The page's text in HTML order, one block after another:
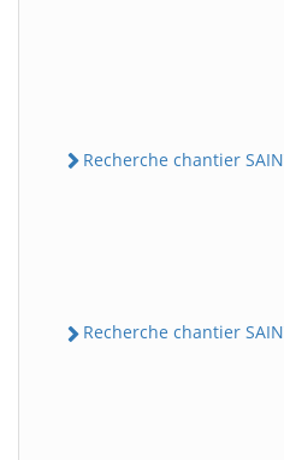
Recherche chantier
Recherche chantier